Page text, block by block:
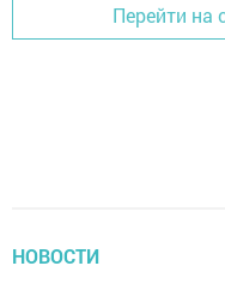
Перейти на
НОВОСТИ